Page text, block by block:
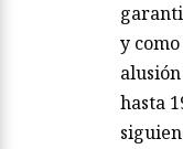
y
hasta